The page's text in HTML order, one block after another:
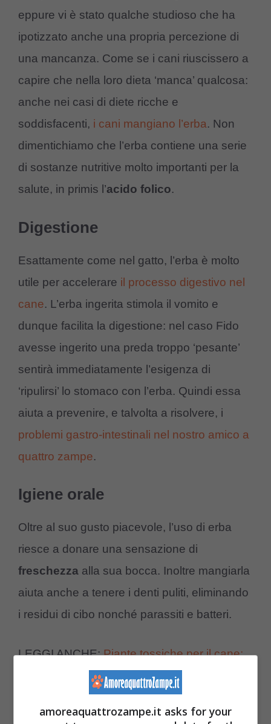
eppure vi è stato qualche studioso che ha
ipotizzato anche una propria percezione di
una mancanza. Come se i cani riuscissero a
capire che nella loro dieta ‘manca’ qualcosa:
anche nei casi di diete ricche e
soddisfacenti, i cani mangiano l’erba. Non
dimentichiamo che l’erba contiene una serie
di sostanze nutritive molto importanti per la
salute, in primis l’acido folico.
Digestione
Esattamente come nel gatto, l’erba è molto
utile per accelerare il processo digestivo nel
cane. L’erba ingerita stimola il vomito e
dunque facilita la digestione: nel caso Fido
avesse ingerito una preda troppo ‘pesante’
sentirà immediatamente l’esigenza di
‘ripulirsi’ lo stomaco con l’erba. Quindi essa
aiuta a prevenire, e talvolta a risolvere, i
problemi gastro-intestinali nel nostro amico a
quattro zampe.
Igiene orale
Oltre al suo gusto piacevole, l’uso di erba
riesce a donare una sensazione di
freschezza alla sua bocca. Inoltre mangiarla
aiuta anche a tenere i denti puliti, eliminando
i residui di cibo nonché parassiti e batteri.
LEGGI ANCHE:Piante tossiche per il cane:
da quelle ornamentali a quelle coltivate e
amoreaquattrozampe.it asks for your